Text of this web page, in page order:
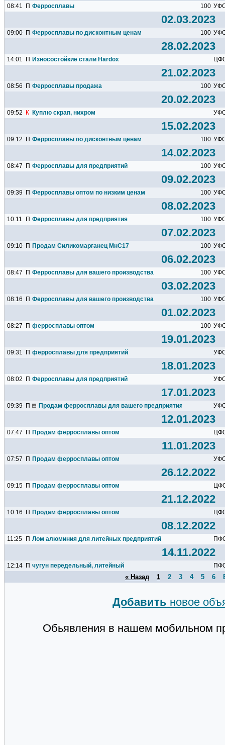
08:41 П Ферросплавы 100
02.03.2023
09:00 П Ферросплавы по дисконтным ценам 100
28.02.2023
14:01 П Износостойкие стали Hardox
21.02.2023
08:56 П Ферросплавы продажа 100
20.02.2023
09:52 К Куплю скрап, нихром
15.02.2023
09:12 П Ферросплавы по дисконтным ценам 100
14.02.2023
08:47 П Ферросплавы для предприятий 100
09.02.2023
09:39 П Ферросплавы оптом по низким ценам 100
08.02.2023
10:11 П Ферросплавы для предприятия 100
07.02.2023
09:10 П Продам Силикомарганец МнС17 100
06.02.2023
08:47 П Ферросплавы для вашего производства 100
03.02.2023
08:16 П Ферросплавы для вашего производства 100
01.02.2023
08:27 П ферросплавы оптом 100
19.01.2023
09:31 П ферросплавы для предприятий
18.01.2023
08:02 П Ферросплавы для предприятий
17.01.2023
09:39 П Продам ферросплавы для вашего предприятия
12.01.2023
07:47 П Продам ферросплавы оптом
11.01.2023
07:57 П Продам ферросплавы оптом
26.12.2022
09:15 П Продам ферросплавы оптом
21.12.2022
10:16 П Продам ферросплавы оптом
08.12.2022
11:25 П Лом алюминия для литейных предприятий
14.11.2022
12:14 П чугун передельный, литейный
« Назад 1 2 3 4 5 6
Добавить новое
Обьявления в нашем мобильном